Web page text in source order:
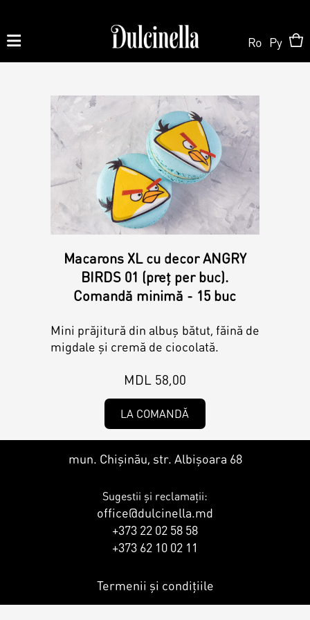
062 10 02 11
|060 02 58 58
Order
Order
Personalized Cake
Candy Bar
Shop Online
Pastry
Cake
Cake (Slice)
Dessert
Croissants & muffins
About us
Ro Ру
Macarons XL cu decor ANGRY
BIRDS 01 (preț per buc).
Comandă minimă - 15 buc
Mini prăjitură din albuș bătut, făină de
migdale și cremă de ciocolată.
MDL 58,00
LA COMANDĂ
mun. Chișinău, str. Albișoara 68
Sugestii și reclamații:
office@dulcinella.md
+373 22 02 58 58
+373 62 10 02 11
Termenii și condițiile